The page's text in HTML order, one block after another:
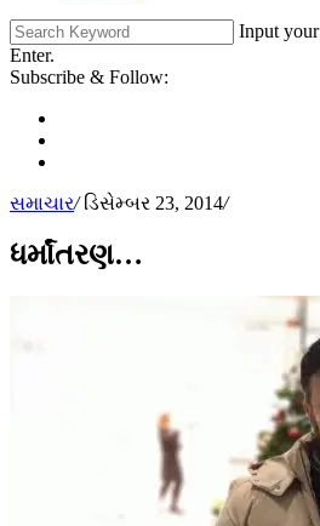
Input your
Enter.
Subscribe & Follow:
સમાચાર/ડિસેમ્બર 23, 2014/
ધર્માંતરણ…